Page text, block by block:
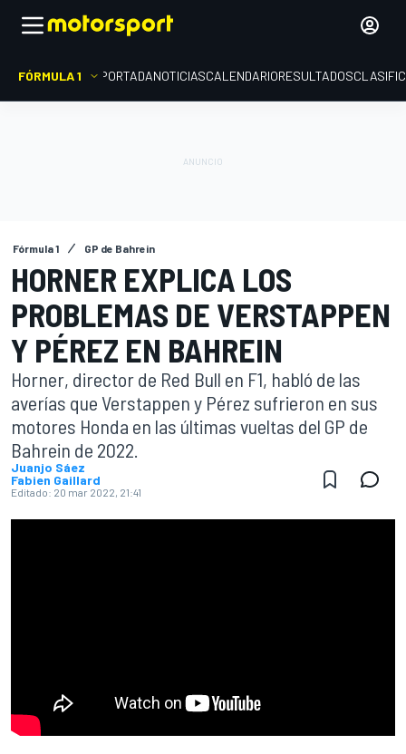
FÓRMULA 1 PORTADANOTICIASCALENDARIORESULTADOS
Fórmula 1 GP de Bahrein
HORNER EXPLICA LOS
PROBLEMAS DE VERSTAPPEN
Y PÉREZ EN BAHREIN
Horner, director de Red Bull en F1, habló de las
averías que Verstappen y Pérez sufrieron en sus
motores Honda en las últimas vueltas del GP de
Bahrein de 2022.
Juanjo Sáez
Fabien Gaillard
Editado: 20 mar 2022, 21:41